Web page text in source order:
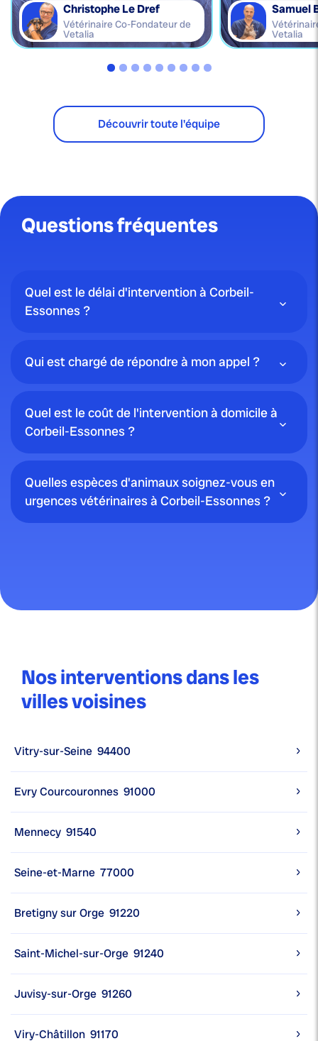
Christophe Le Dref
Vétérinaire Co-Fondateur de
Vetalia
Samuel
Vetalia
Découvrir toute l'équipe
Questions fréquentes
Quel est le délai d'intervention à Corbeil-
Essonnes ?
Qui est chargé de répondre à mon appel ?
Quel est le coût de l'intervention à domicile à
Corbeil-Essonnes ?
Quelles espèces d'animaux soignez-vous en
urgences vétérinaires à Corbeil-Essonnes ?
Nos interventions dans les
villes voisines
Vitry-sur-Seine 94400
Evry Courcouronnes 91000
Mennecy 91540
Seine-et-Marne 77000
Bretigny sur Orge 91220
Saint-Michel-sur-Orge 91240
Juvisy-sur-Orge 91260
Viry-Châtillon 91170